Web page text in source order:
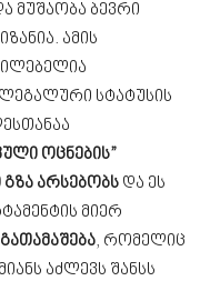
მუშაობა ბევრი
ამის
სტატუსის
ოცნების”
არსებობს და ეს
მიერ
, რომელიც
აძლევს შანსს